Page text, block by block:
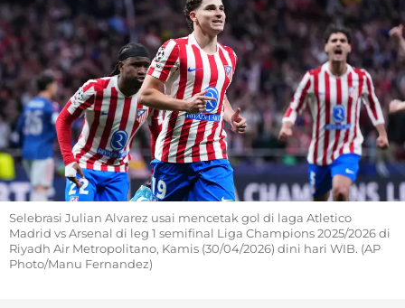
Selebrasi Julian Alvarez usai mencetak gol di laga Atletico
Madrid vs Arsenal di leg 1 semifinal Liga Champions 2025/2026 di
Riyadh Air Metropolitano, Kamis (30/04/2026) dini hari WIB. (AP
Photo/Manu Fernandez)